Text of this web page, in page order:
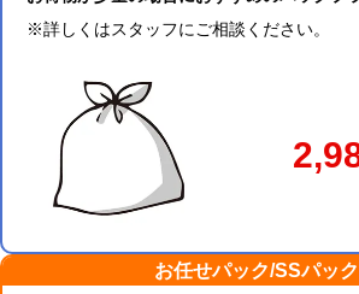
※詳しくはスタッフにご相談ください。
お任せパック/SSパック